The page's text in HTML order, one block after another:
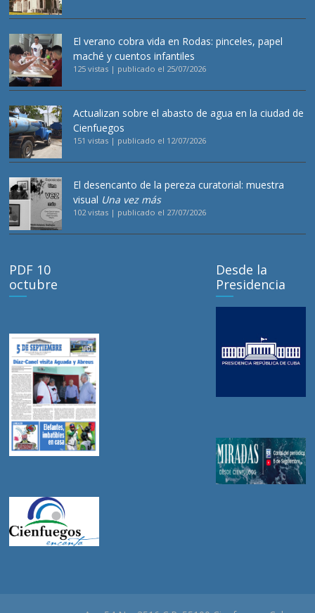
El verano cobra vida en Rodas: pinceles, papel
maché y cuentos infantiles
125 vistas | publicado el 25/07/2026
Actualizan sobre el abasto de agua en la ciudad de
Cienfuegos
151 vistas | publicado el 12/07/2026
El desencanto de la pereza curatorial: muestra
visual Una vez más
102 vistas | publicado el 27/07/2026
PDF 10
octubre
Desde la
Presidencia